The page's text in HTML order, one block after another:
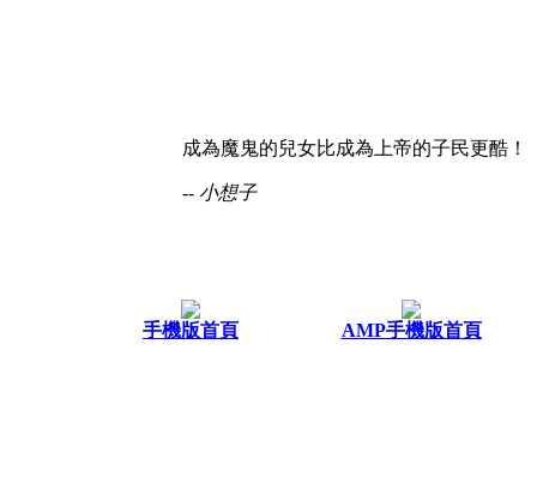
成為魔鬼的兒女比成為上帝的子民更酷！
-- 小想子
手機版首頁 AMP手機版首頁